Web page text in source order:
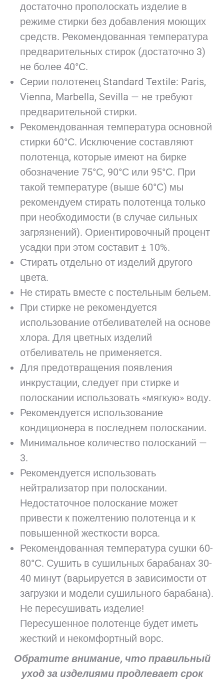
достаточно прополоскать изделие в
режиме стирки без добавления моющих
средств. Рекомендованная температура
предварительных стирок (достаточно 3)
не более 40°С.
Серии полотенец Standard Textile: Paris,
Vienna, Marbella, Sevilla — не требуют
предварительной стирки.
Рекомендованная температура основной
стирки 60°С. Исключение составляют
полотенца, которые имеют на бирке
обозначение 75°С, 90°С или 95°С. При
такой температуре (выше 60°С) мы
рекомендуем стирать полотенца только
при необходимости (в случае сильных
загрязнений). Ориентировочный процент
усадки при этом составит ± 10%.
Стирать отдельно от изделий другого
цвета.
Не стирать вместе с постельным бельем.
При стирке не рекомендуется
использование отбеливателей на основе
хлора. Для цветных изделий
отбеливатель не применяется.
Для предотвращения появления
инкрустации, следует при стирке и
полоскании использовать «мягкую» воду.
Рекомендуется использование
кондиционера в последнем полоскании.
Минимальное количество полосканий —
3.
Рекомендуется использовать
нейтрализатор при полоскании.
Недостаточное полоскание может
привести к пожелтению полотенца и к
повышенной жесткости ворса.
Рекомендованная температура сушки 60-
80°С. Сушить в сушильных барабанах 30-
40 минут (варьируется в зависимости от
загрузки и модели сушильного барабана).
Не пересушивать изделие!
Пересушенное полотенце будет иметь
жесткий и некомфортный ворс.
Обратите внимание, что правильный
уход за изделиями продлевает срок